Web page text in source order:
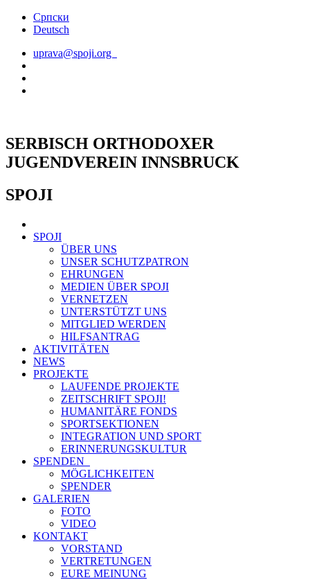
Skip
Српски
Deutsch
uprava@spoji.org
SERBISCH ORTHODOXER
JUGENDVEREIN INNSBRUCK
SPOJI
SPOJI
ÜBER UNS
UNSER SCHUTZPATRON
EHRUNGEN
MEDIEN ÜBER SPOJI
VERNETZEN
UNTERSTÜTZT UNS
MITGLIED WERDEN
HILFSANTRAG
AKTIVITÄTEN
NEWS
PROJEKTE
LAUFENDE PROJEKTE
ZEITSCHRIFT SPOJI!
HUMANITÄRE FONDS
SPORTSEKTIONEN
INTEGRATION UND SPORT
ERINNERUNGSKULTUR
SPENDEN
MÖGLICHKEITEN
SPENDER
GALERIEN
FOTO
VIDEO
KONTAKT
VORSTAND
VERTRETUNGEN
EURE MEINUNG